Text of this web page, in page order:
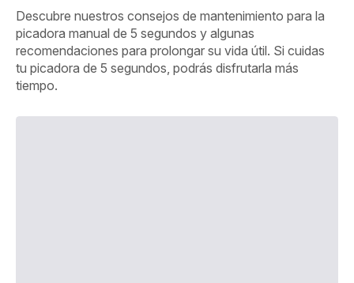
Descubre nuestros consejos de mantenimiento para la
picadora manual de 5 segundos y algunas
recomendaciones para prolongar su vida útil. Si cuidas
tu picadora de 5 segundos, podrás disfrutarla más
tiempo.